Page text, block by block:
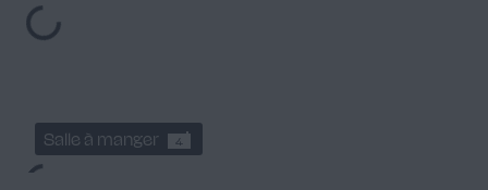
Salle à manger 4